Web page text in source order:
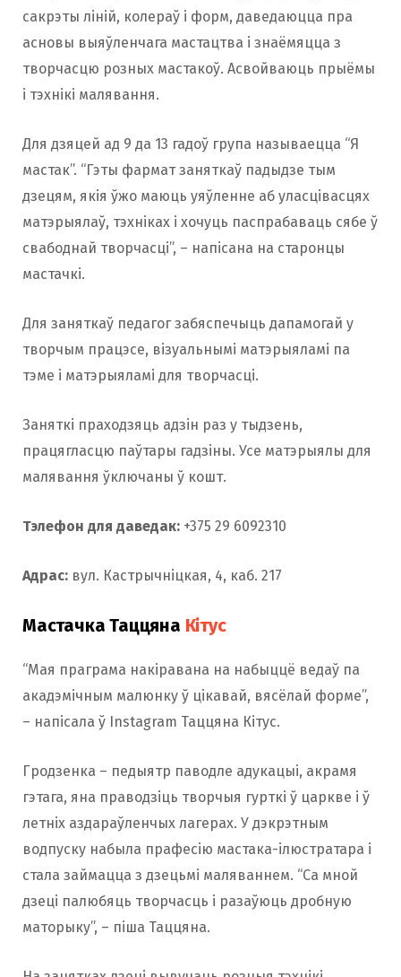
сакрэты ліній, колераў і форм, даведаюцца пра
асновы выяўленчага мастацтва і знаёмяцца з
творчасцю розных мастакоў. Асвойваюць прыёмы
і тэхнікі малявання.
Для дзяцей ад 9 да 13 гадоў група называецца “Я
мастак”. “Гэты фармат заняткаў падыдзе тым
дзецям, якія ўжо маюць уяўленне аб уласцівасцях
матэрыялаў, тэхніках і хочуць паспрабаваць сябе ў
свабоднай творчасці”, – напісана на старонцы
мастачкі.
Для заняткаў педагог забяспечыць дапамогай у
творчым працэсе, візуальнымі матэрыяламі па
тэме і матэрыяламі для творчасці.
Заняткі праходзяць адзін раз у тыдзень,
працягласцю паўтары гадзіны. Усе матэрыялы для
малявання ўключаны ў кошт.
Тэлефон для даведак: +375 29 6092310
Адрас: вул. Кастрычніцкая, 4, каб. 217
Мастачка Таццяна Кітус
“Мая праграма накіравана на набыццё ведаў па
акадэмічным малюнку ў цікавай, вясёлай форме”,
– напісала ў Instagram Таццяна Кітус.
Гродзенка – педыятр паводле адукацыі, акрамя
гэтага, яна праводзіць творчыя гурткі ў царкве і ў
летніх аздараўленчых лагерах. У дэкрэтным
водпуску набыла прафесію мастака-ілюстратара і
стала займацца з дзецьмі маляваннем. “Са мной
дзеці палюбяць творчасць і разаўюць дробную
маторыку”, – піша Таццяна.